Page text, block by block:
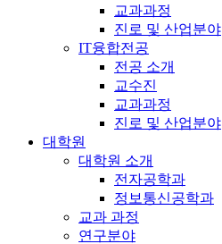
교과과정
진로 및 산업분야
IT융합전공
전공 소개
교수진
교과과정
진로 및 산업분야
대학원
대학원 소개
전자공학과
정보통신공학과
교과 과정
연구분야